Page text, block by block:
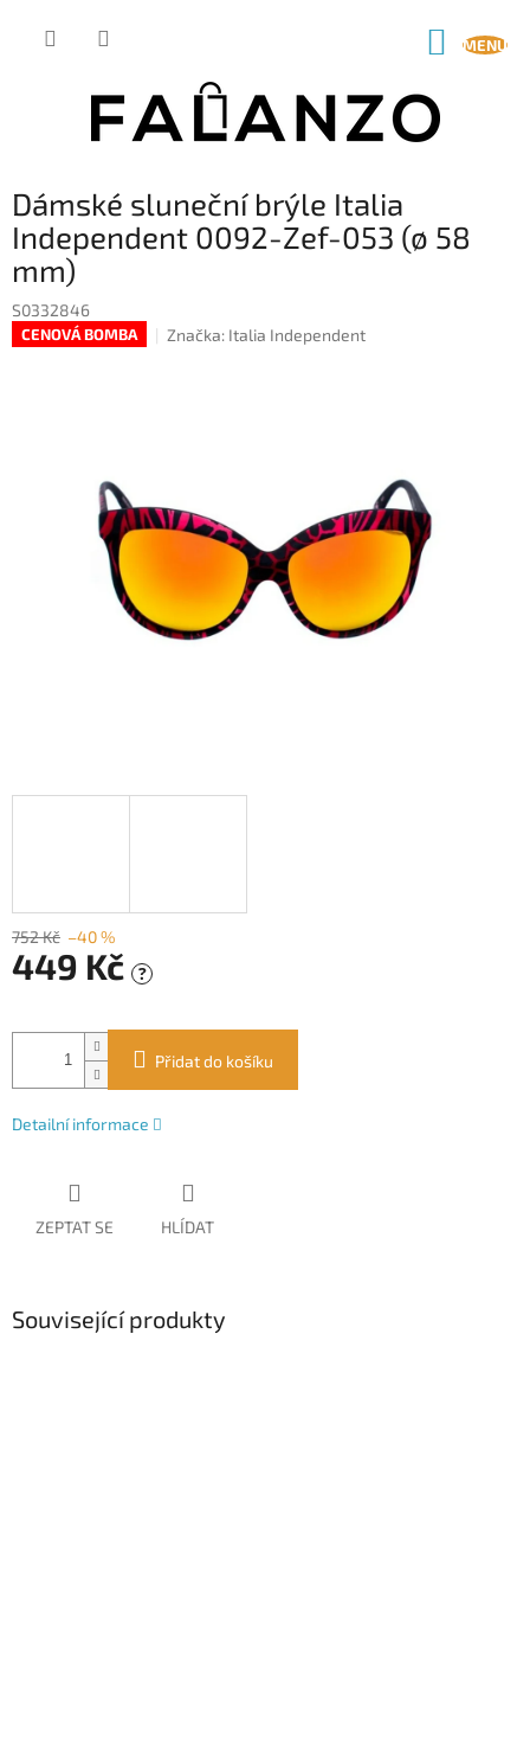
Dámské sluneční brýle Italia
Independent 0092-Zef-053 (ø 58
mm)
S0332846
CENOVÁ BOMBA Značka: Italia Independent
752 Kč –40 %
449 Kč ?
cena:
Přidat do košíku
Detailní informace
ZEPTAT SE HLÍDAT
Související produkty